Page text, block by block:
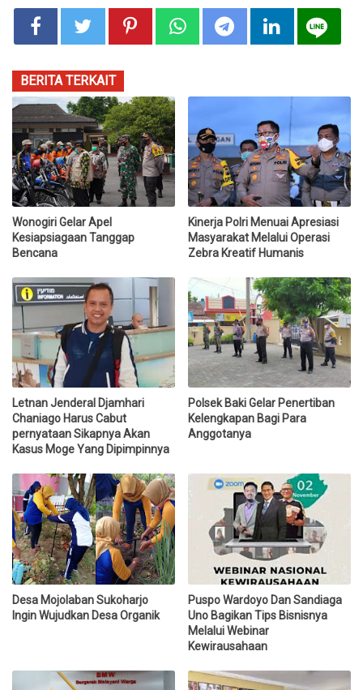
BERITA TERKAIT
Wonogiri Gelar Apel
Kesiapsiagaan Tanggap
Bencana
Kinerja Polri Menuai Apresiasi
Masyarakat Melalui Operasi
Zebra Kreatif Humanis
Letnan Jenderal Djamhari
Chaniago Harus Cabut
pernyataan Sikapnya Akan
Kasus Moge Yang Dipimpinnya
Polsek Baki Gelar Penertiban
Kelengkapan Bagi Para
Anggotanya
Desa Mojolaban Sukoharjo
Ingin Wujudkan Desa Organik
Puspo Wardoyo Dan Sandiaga
Uno Bagikan Tips Bisnisnya
Melalui Webinar
Kewirausahaan